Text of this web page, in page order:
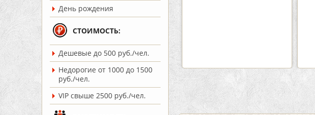
День рождения
СТОИМОСТЬ:
Дешевые до 500 руб./чел.
Недорогие от 1000 до 1500
руб./чел.
VIP свыше 2500 руб./чел.
до 160 чел.
1200 руб./чел.
Вместимость:
Ценаот 1700 руб./чел.
Район:
подробнее